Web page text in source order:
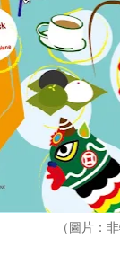
（圖片：